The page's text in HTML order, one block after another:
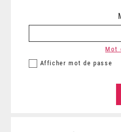
Afficher mot de passe
Mot